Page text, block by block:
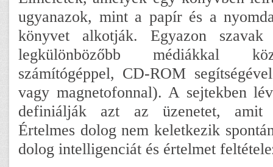
ugyanazok, mint a papír és a
könyvet alkotják. Egyazon
legkülönbözőbb médiákkal
számítógéppel, CD-ROM
vagy magnetofonnal). A sejtekben
definiálják azt az üzenetet, amit
Értelmes dolog nem keletkezik
dolog intelligenciát és értelmet